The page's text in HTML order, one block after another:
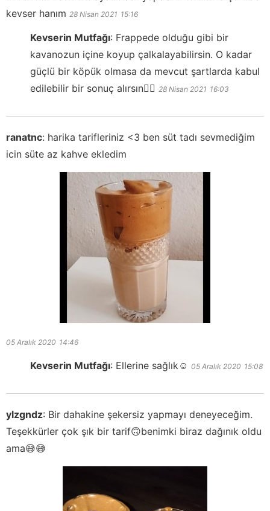
kevser hanım 28 Nisan 2021 15:16
Kevserin Mutfağı: Frappede olduğu gibi bir
kavanozun içine koyup çalkalayabilirsin. O kadar
güçlü bir köpük olmasa da mevcut şartlarda kabul
edilebilir bir sonuç alırsın👍🏻 28 Nisan 2021 16:03
ranatnc: harika tarifleriniz <3 ben süt tadı sevmediğim
icin süte az kahve ekledim
05 Aralık 2020 14:46
Kevserin Mutfağı: Ellerine sağlık☺️ 05 Aralık 2020 15:08
ylzgndz: Bir dahakine şekersiz yapmayı deneyeceğim.
Teşekkürler çok şık bir tarif🙃benimki biraz dağınık oldu
ama😅😅